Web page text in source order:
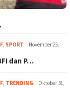
SPORT
November 25,
dan P…
TRENDING
Oktober 31,